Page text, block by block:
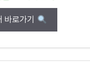
바로가기